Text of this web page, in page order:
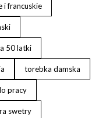
i francuskie
50 latki
torebka damska
pracy
swetry